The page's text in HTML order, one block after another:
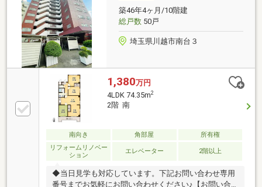
容】（令和8年2月中旬）ハウスクリーニング（令和5
年）フルリフォーム
築46年4ヶ月/10階建
総戸数50戸
埼玉県川越市南台３
1,380万円
4LDK 74.35m2
2階 南
南向き 角部屋
所有権
リフォームリノベー
ション
エレベーター 2階以上
◆当日見学も対応しています。下記お問い合わせ専用
番号までお気軽にお問い合わせください♪【お問い合